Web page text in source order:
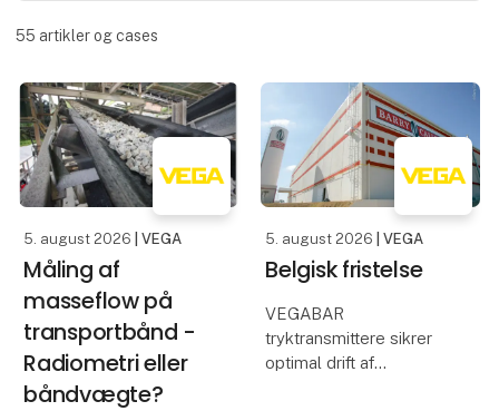
55 artikler og cases
5. august 2026 | VEGA
Måling af
masseflow på
transportbånd -
Radiometri eller
båndvægte?
5. august 2026 | VEGA
Belgisk fristelse
VEGABAR
tryktransmittere sikrer
optimal drift af